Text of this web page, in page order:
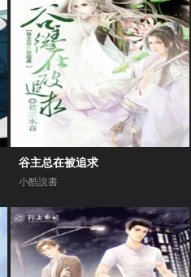
谷主总在被追求
小酷說書